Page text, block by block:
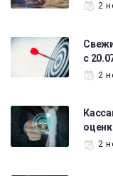
2
с
2
2